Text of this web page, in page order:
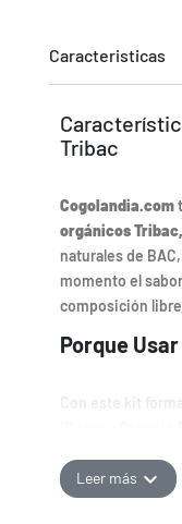
Caracteristicas
Tribac
Cogolandia.com
orgánicos Tribac,
naturales de
momento el
composición
Porque
Con este kit
probar la gama
económico
Leer más expand_more